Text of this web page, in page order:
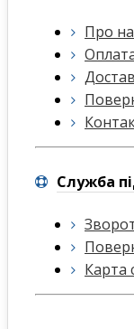
Про
Служба
Карта